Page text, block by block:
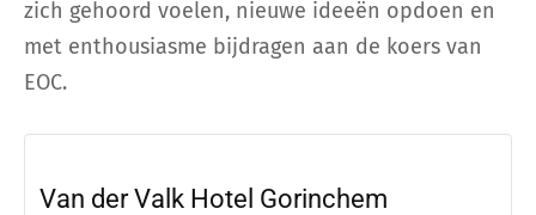
zich gehoord voelen, nieuwe ideeën opdoen en
met enthousiasme bijdragen aan de koers van
EOC.
Van der Valk Hotel Gorinchem